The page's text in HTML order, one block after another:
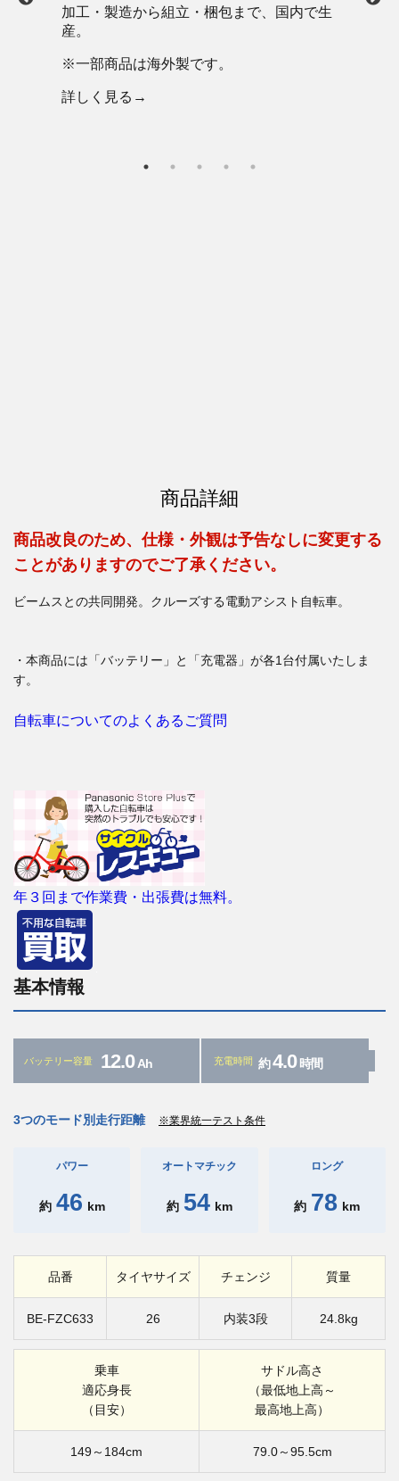
商品詳細
商品改良のため、仕様・外観は予告なしに変更する
ことがありますのでご了承ください。
ビームスとの共同開発。クルーズする電動アシスト自転車。
・本商品には「バッテリー」と「充電器」が各1台付属いたしま
す。
自転車についてのよくあるご質問
年３回まで作業費・出張費は無料。
基本情報
バッテリー容量 12.0 Ah 充電時間 約4.0 時間
3つのモード別走行距離 ※業界統一テスト条件
パワー
約 46 km
オートマチック
約 54 km
ロング
約 78 km
品番 タイヤサイズ チェンジ 質量
BE-FZC633 26 内装3段 24.8kg
乗車
適応身長
（目安）
サドル高さ
（最低地上高～
最高地上高）
149～184cm 79.0～95.5cm